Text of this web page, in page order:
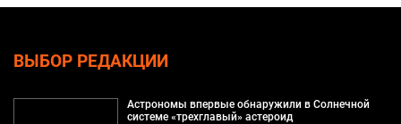
ВЫБОР РЕДАКЦИИ
Астрономы впервые обнаружили в Солнечной
системе «трехглавый» астероид